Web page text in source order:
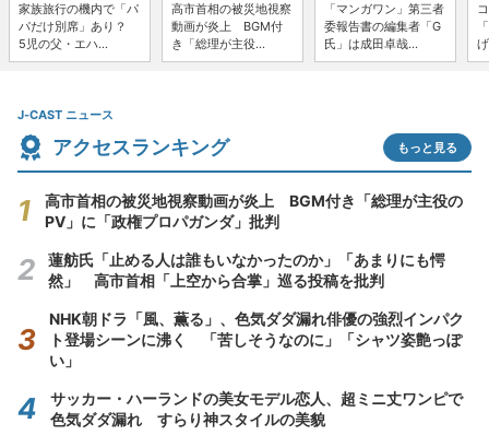
家族旅行の機内で「パ
パだけ別席」あり？
5児の父・エハ...
高市首相の被災地視察
動画が炎上 BGM付
き「総理が主役...
「マンガワン」第三者
委報告書の編集者「G
氏」は成田卓哉...
J-CAST ニュース
アクセスランキング もっと見る
高市首相の被災地視察動画が炎上 BGM付き「総理が主役の
PV」に「政権プロパガンダ」批判
蓮舫氏「止める人は誰もいなかったのか」「あまりにも愕
然」 高市首相「上空から合掌」巡る投稿を批判
NHK朝ドラ「風、薫る」、色気ダダ漏れ俳優の強烈インパク
ト登場シーンに沸く 「苦しそうなのに」「シャツ姿艶っぽ
い」
サッカー・ハーランドの美女モデル恋人、超ミニ丈ワンピで
色気ダダ漏れ すらり神スタイルの美貌